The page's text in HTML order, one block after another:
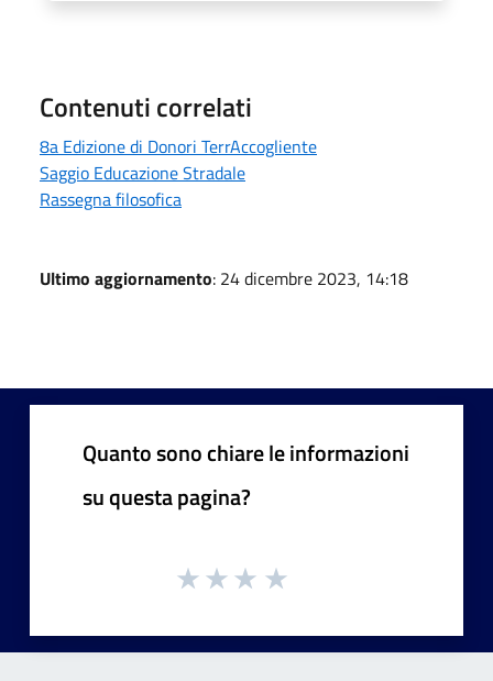
Contenuti correlati
8a Edizione di Donori TerrAccogliente
Saggio Educazione Stradale
Rassegna filosofica
Ultimo aggiornamento: 24 dicembre 2023, 14:18
Quanto sono chiare le informazioni
su questa pagina?